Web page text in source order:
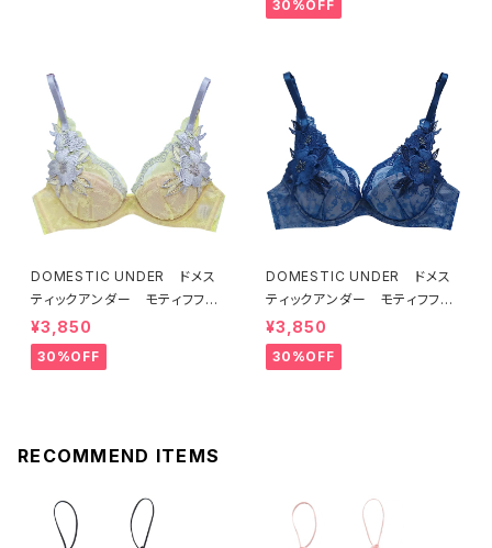
30%OFF
DOMESTIC UNDER ドメス
ティックアンダー モティフフル
ール ブラジャー（レモネード）
D2255 送料無料
¥3,850
30%OFF
DOMESTIC UNDER ドメス
ティックアンダー モティフフル
ール ブラジャー（ブルー）D22
55
¥3,850
30%OFF
RECOMMEND ITEMS